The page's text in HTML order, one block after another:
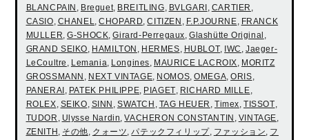
BLANCPAIN , Breguet, BREITLING, BVLGARI , CARTIER ,
CASIO, CHANEL,CHOPARD,CITIZEN , F.P.JOURNE, FRANCK
MULLER,G-SHOCK,Girard-Perregaux, Glashütte Original ,
GRAND SEIKO, HAMILTON , HERMES, HUBLOT, IWC , Jaeger-
LeCoultre , Lemania, Longines, MAURICE LACROIX, MORITZ
GROSSMANN , NEXT VINTAGE, NOMOS,OMEGA,ORIS,
PANERAI , PATEK PHILIPPE, PIAGET, RICHARD MILLE,
ROLEX, SEIKO, SINN , SWATCH , TAG HEUER , Timex, TISSOT,
TUDOR , Ulysse Nardin,VACHERON CONSTANTIN , VINTAGE,
ZENITH , その他, クォーツ,パテックフィリップ, ファッション, フ